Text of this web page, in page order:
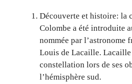
Découverte et histoire: la
Colombe a été introduite
nommée par l’astronome
Louis de Lacaille. Lacaille
constellation lors de ses
l’hémisphère sud.